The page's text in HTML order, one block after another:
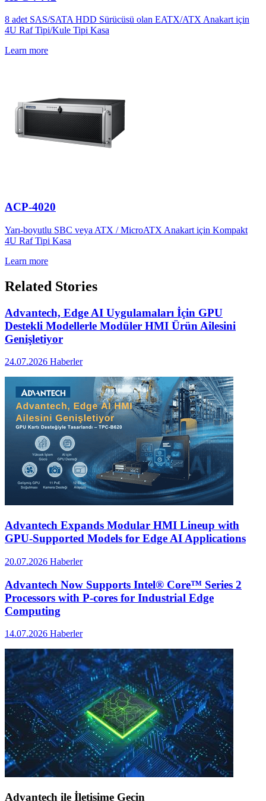
8 adet SAS/SATA HDD Sürücüsü olan EATX/ATX Anakart için
4U Raf Tipi/Kule Tipi Kasa
Learn more
ACP-4020
Yarı-boyutlu SBC veya ATX / MicroATX Anakart için Kompakt
4U Raf Tipi Kasa
Learn more
Related Stories
Advantech, Edge AI Uygulamaları İçin GPU
Destekli Modellerle Modüler HMI Ürün Ailesini
Genişletiyor
24.07.2026 Haberler
Advantech Expands Modular HMI Lineup with
GPU-Supported Models for Edge AI Applications
20.07.2026 Haberler
Advantech Now Supports Intel® Core™ Series 2
Processors with P-cores for Industrial Edge
Computing
14.07.2026 Haberler
Advantech ile İletişime Geçin